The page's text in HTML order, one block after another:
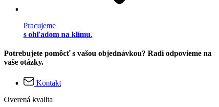
Pracujeme
s ohľadom na klímu.
Potrebujete pomôcť s vašou objednávkou? Radi odpovieme na
vaše otázky.
Kontakt
Overená kvalita